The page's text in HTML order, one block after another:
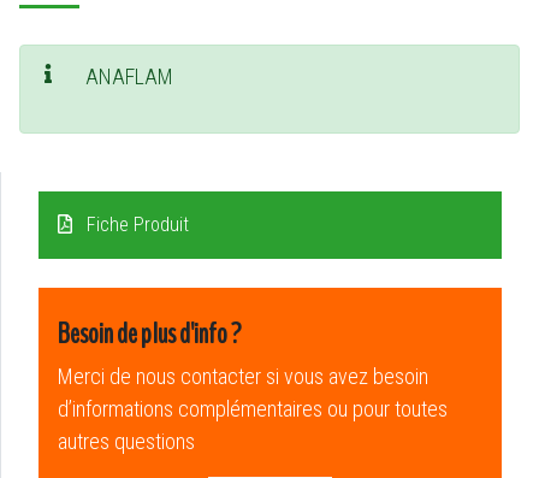
ANAFLAM
Fiche Produit
Besoin de plus d'info ?
Merci de nous contacter si vous avez besoin
d’informations complémentaires ou pour toutes
autres questions